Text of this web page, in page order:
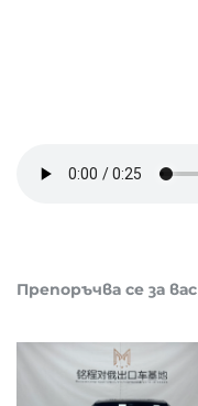
Препоръчва се за вас